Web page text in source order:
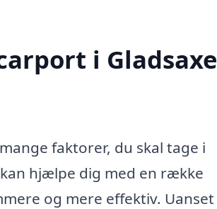
i Gladsaxe
faktorer, du skal tage i
hjælpe dig med en række
og mere effektiv. Uanset